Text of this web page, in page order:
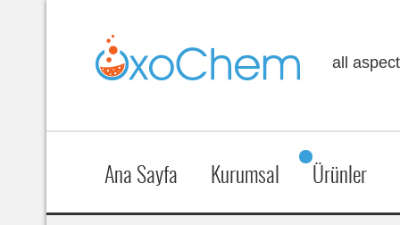
all
Ana Sayfa Kurumsal Ürünler